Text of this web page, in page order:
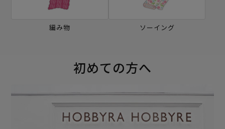
編み物 ソーイング
初めての方へ